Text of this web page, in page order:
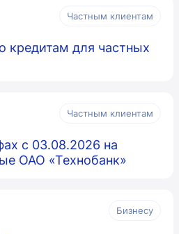
Частным клиентам
кредитам для частных
Частным клиентам
с 03.08.2026 на
ОАО «Технобанк»
Бизнесу